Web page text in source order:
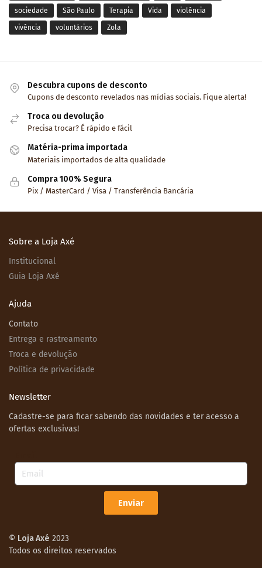
sociedade São Paulo Terapia Vida violência
vivência voluntários Zola
Descubra cupons de desconto
Cupons de desconto revelados nas mídias sociais. Fique alerta!
Troca ou devolução
Precisa trocar? É rápido e fácil
Matéria-prima importada
Materiais importados de alta qualidade
Compra 100% Segura
Pix / MasterCard / Visa / Transferência Bancária
Sobre a Loja Axé
Institucional
Guia Loja Axé
Ajuda
Contato
Entrega e rastreamento
Troca e devolução
Política de privacidade
Newsletter
Cadastre-se para ficar sabendo das novidades e ter acesso a
ofertas exclusivas!
Enviar
© Loja Axé 2023
Todos os direitos reservados